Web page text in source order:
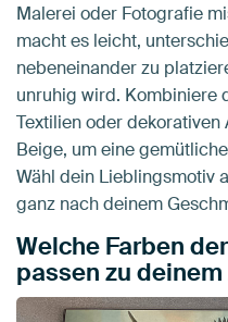
Malerei oder Fotografie
macht es leicht,
nebeneinander zu
unruhig wird. Kombiniere
Textilien oder
Beige, um eine
Wähl dein Lieblingsmotiv
ganz nach deinem
Welche Farben
passen zu